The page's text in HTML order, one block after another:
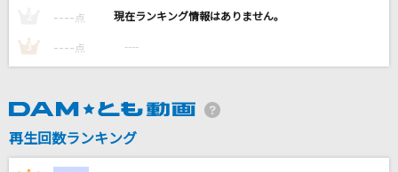
感情革命ロックンロール
T.M.Revolution
---- 点 ----
3 ---- 点 ----
再生回数ランキング